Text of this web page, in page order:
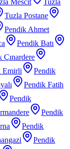
Mescit
Tuzla
Tuzla Postane
Pendik Ahmet
Pendik Batı
Çınardere
Emirli
Pendik
Pendik Fatih
Pendik
Pendik
Pendik
Pendik